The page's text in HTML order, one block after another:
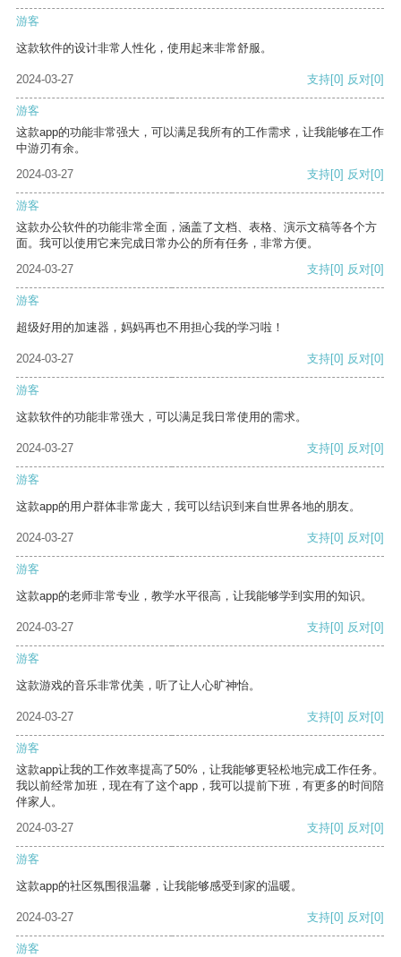
游客
这款软件的设计非常人性化，使用起来非常舒服。
2024-03-27 支持[0] 反对[0]
游客
这款app的功能非常强大，可以满足我所有的工作需求，让我能够在工作
中游刃有余。
2024-03-27
支持[0] 反对[0]
游客
这款办公软件的功能非常全面，涵盖了文档、表格、演示文稿等各个方
面。我可以使用它来完成日常办公的所有任务，非常方便。
2024-03-27
支持[0] 反对[0]
游客
超级好用的加速器，妈妈再也不用担心我的学习啦！
2024-03-27 支持[0] 反对[0]
游客
这款软件的功能非常强大，可以满足我日常使用的需求。
2024-03-27 支持[0] 反对[0]
游客
这款app的用户群体非常庞大，我可以结识到来自世界各地的朋友。
2024-03-27 支持[0] 反对[0]
游客
这款app的老师非常专业，教学水平很高，让我能够学到实用的知识。
2024-03-27 支持[0] 反对[0]
游客
这款游戏的音乐非常优美，听了让人心旷神怡。
2024-03-27 支持[0] 反对[0]
游客
这款app让我的工作效率提高了50%，让我能够更轻松地完成工作任务。
我以前经常加班，现在有了这个app，我可以提前下班，有更多的时间陪
伴家人。
2024-03-27
支持[0] 反对[0]
游客
这款app的社区氛围很温馨，让我能够感受到家的温暖。
2024-03-27 支持[0] 反对[0]
游客